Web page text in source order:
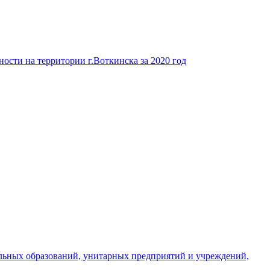
на территории г.Воткинска за 2020 год
образований, унитарных предприятий и учреждений,